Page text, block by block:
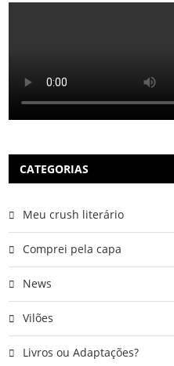
CATEGORIAS
Meu crush literário
Comprei pela capa
News
Vilões
Livros ou Adaptações?